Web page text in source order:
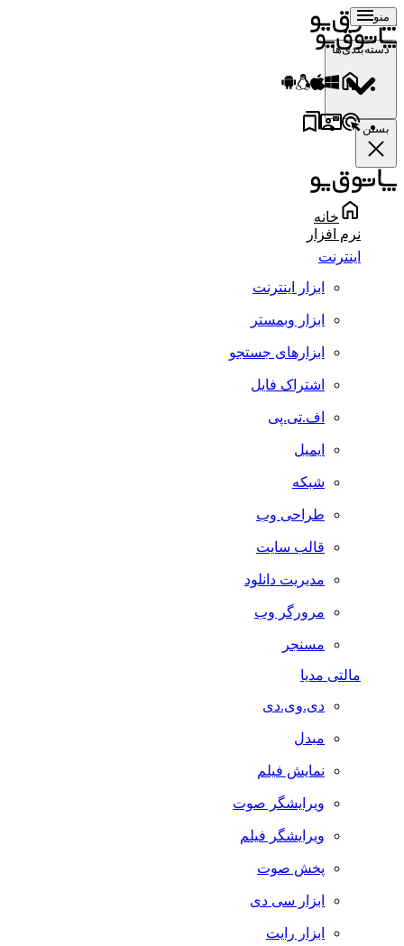
منو
دسته‌بندی‌ها
بستن
خانه
نرم افزار
اینترنت
ابزار اینترنت
ابزار وبمستر
ابزارهای جستجو
اشتراک فایل
اف.تی.پی
ایمیل
شبکه
طراحی وب
قالب سایت
مدیریت دانلود
مرورگر وب
مسنجر
مالتی مدیا
دی.وی.دی
مبدل
نمایش فیلم
ویرایشگر صوت
ویرایشگر فیلم
پخش صوت
ابزار سی دی
ابزار رایت